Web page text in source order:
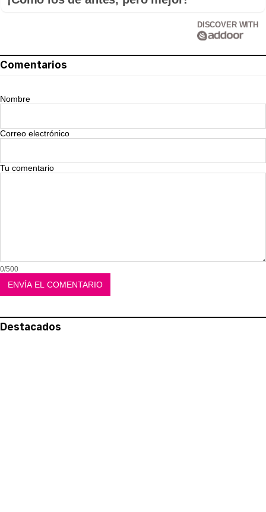
DISCOVER WITH
Comentarios
Nombre
Correo electrónico
Tu comentario
0/500
Destacados